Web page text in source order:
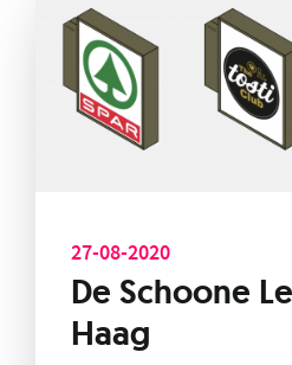
27-08-2020
De Schoone
Haag